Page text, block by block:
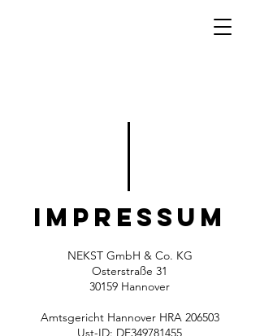
IMPRESSUM
NEKST GmbH & Co. KG
Osterstraße 31
30159 Hannover
Amtsgericht Hannover HRA 206503
Ust-ID: DE349781455